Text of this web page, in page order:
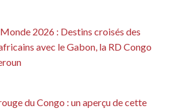
2026 : Destins croisés des
avec le Gabon, la RD Congo
du Congo : un aperçu de cette